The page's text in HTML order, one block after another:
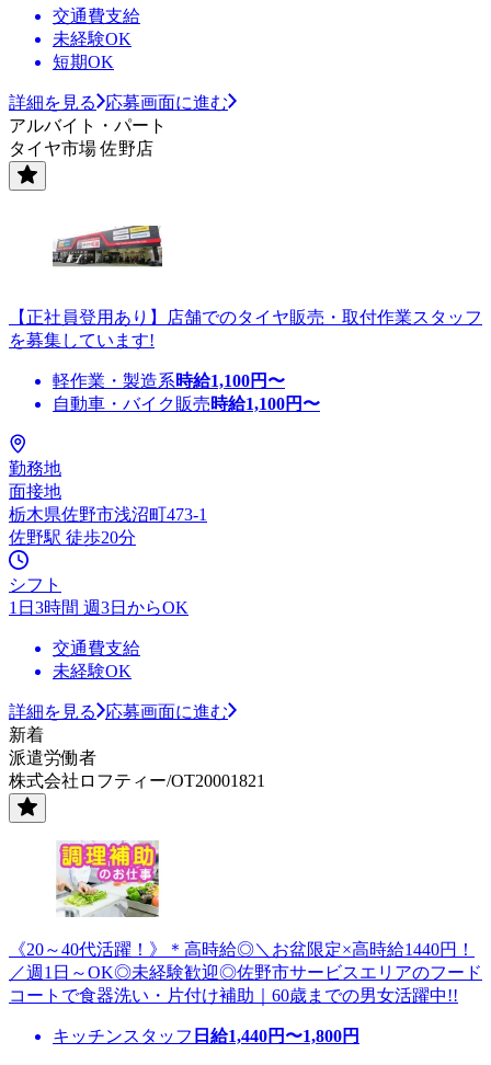
交通費支給
未経験OK
短期OK
詳細を見る
応募画面に進む
アルバイト・パート
タイヤ市場 佐野店
【正社員登用あり】店舗でのタイヤ販売・取付作業スタッフ
を募集しています!
軽作業・製造系時給1,100円〜
自動車・バイク販売時給1,100円〜
勤務地
面接地
栃木県佐野市浅沼町473-1
佐野駅 徒歩20分
シフト
1日3時間 週3日からOK
交通費支給
未経験OK
詳細を見る
応募画面に進む
新着
派遣労働者
株式会社ロフティー/OT20001821
《20～40代活躍！》＊高時給◎＼お盆限定×高時給1440円！
／週1日～OK◎未経験歓迎◎佐野市サービスエリアのフード
コートで食器洗い・片付け補助｜60歳までの男女活躍中!!
キッチンスタッフ 日給1,440円〜1,800円